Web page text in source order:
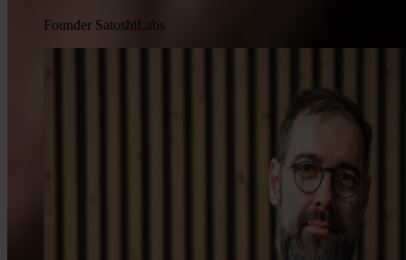
Founder SatoshiLabs